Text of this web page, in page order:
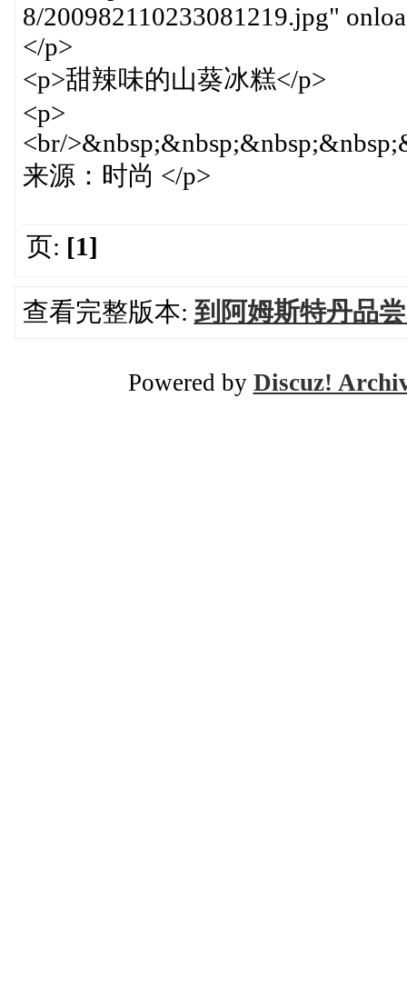
8/200982110233081219.jpg"
</p>
<p>甜辣味的山葵冰糕</p>
<p>
<br/
来源：时尚 </p>
页: [1]
查看完整版本: 到阿姆斯特丹品
Powered by Discuz!